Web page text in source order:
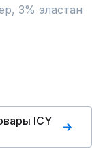
3% эластан
ICY